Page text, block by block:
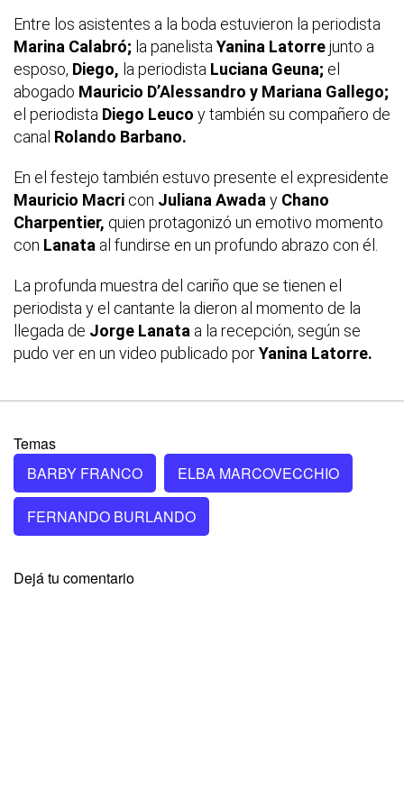
Entre los asistentes a la boda estuvieron la periodista
Marina Calabró; la panelista Yanina Latorrejunto a
esposo, Diego, la periodista Luciana Geuna; el
abogado Mauricio D’Alessandro y Mariana Gallego;
el periodista Diego Leuco y también su compañero de
canal Rolando Barbano.
En el festejo también estuvo presente el expresidente
Mauricio Macri con Juliana Awada y Chano
Charpentier, quien protagonizó un emotivo momento
con Lanata al fundirse en un profundo abrazo con él.
La profunda muestra del cariño que se tienen el
periodista y el cantante la dieron al momento de la
llegada de Jorge Lanata a la recepción, según se
pudo ver en un video publicado porYanina Latorre.
Temas
BARBY FRANCO
ELBA MARCOVECCHIO
FERNANDO BURLANDO
Dejá tu comentario